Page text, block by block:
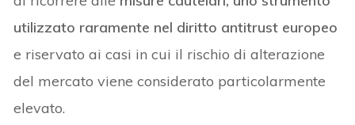
utilizzato raramente nel diritto antitrust europeo
e riservato ai casi in cui il rischio di alterazione
del mercato viene considerato particolarmente
elevato.